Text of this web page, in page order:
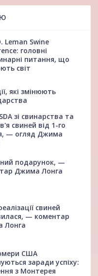
Leman Swine
головні
питання, що
світ
які змінюють
зі свинарства та
свиней від 1-го
— огляд Джима
подарунок, —
Джима Лонга
свиней
— коментар
Лонга
США
заради успіху:
з Монтерея